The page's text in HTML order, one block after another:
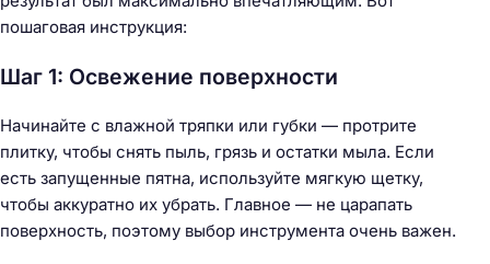
пошаговая инструкция:
Шаг 1: Освежение поверхности
Начинайте с влажной тряпки или губки — протрите
плитку, чтобы снять пыль, грязь и остатки мыла. Если
есть запущенные пятна, используйте мягкую щетку,
чтобы аккуратно их убрать. Главное — не царапать
поверхность, поэтому выбор инструмента очень важен.